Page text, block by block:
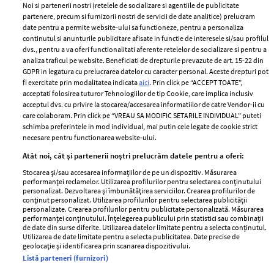
ELLE Style Awards
2024
Despre ELLE
Romania
Contact
Abonamente
Termeni si conditii
Politica de
confidențialitate
Politica de cookies
Publicitate
GSP
Unica
Baby
Retete
femei
Viva
Avantaje
Retete practice
Pariază responsabil! Decizia ONJN nr. 821/25.09.2025.
Jocurile de noroc sunt interzise minorilor.
Noi si partenerii nostri (retelele de socializare si agentiile de publicitate
partenere, precum si furnizorii nostri de servicii de date analitice) prelucram
date pentru a permite website-ului sa functioneze, pentru a personaliza
continutul si anunturile publicitare afisate in functie de interesele si/sau profilul
dvs., pentru a va oferi functionalitati aferente retelelor de socializare si pentru a
analiza traficul pe website. Beneficiati de drepturile prevazute de art. 15-22 din
GDPR in legatura cu prelucrarea datelor cu caracter personal. Aceste drepturi pot
fi exercitate prin modalitatea indicataaici. Prin click pe “ACCEPT TOATE”,
acceptati folosirea tuturor Tehnologiilor de tip Cookie, care implica inclusiv
acceptul dvs. cu privire la stocarea/accesarea informatiilor de catre Vendor-ii cu
care colaboram. Prin click pe “VREAU SA MODIFIC SETARILE INDIVIDUAL” puteti
schimba preferintele in mod individual, mai putin cele legate de cookie strict
necesare pentru functionarea website-ului.
Atât noi, cât și partenerii noștri prelucrăm datele pentru a oferi:
Stocarea și/sau accesarea informațiilor de pe un dispozitiv. Măsurarea
performanței reclamelor. Utilizarea profilurilor pentru selectarea conținutului
personalizat. Dezvoltarea și îmbunătățirea serviciilor. Crearea profilurilor de
conținut personalizat. Utilizarea profilurilor pentru selectarea publicității
personalizate. Crearea profilurilor pentru publicitate personalizată. Măsurarea
performanței conținutului. Înțelegerea publicului prin statistici sau combinații
de date din surse diferite. Utilizarea datelor limitate pentru a selecta conținutul.
Utilizarea de date limitate pentru a selecta publicitatea. Date precise de
geolocație și identificarea prin scanarea dispozitivului.
Listă parteneri (furnizori)